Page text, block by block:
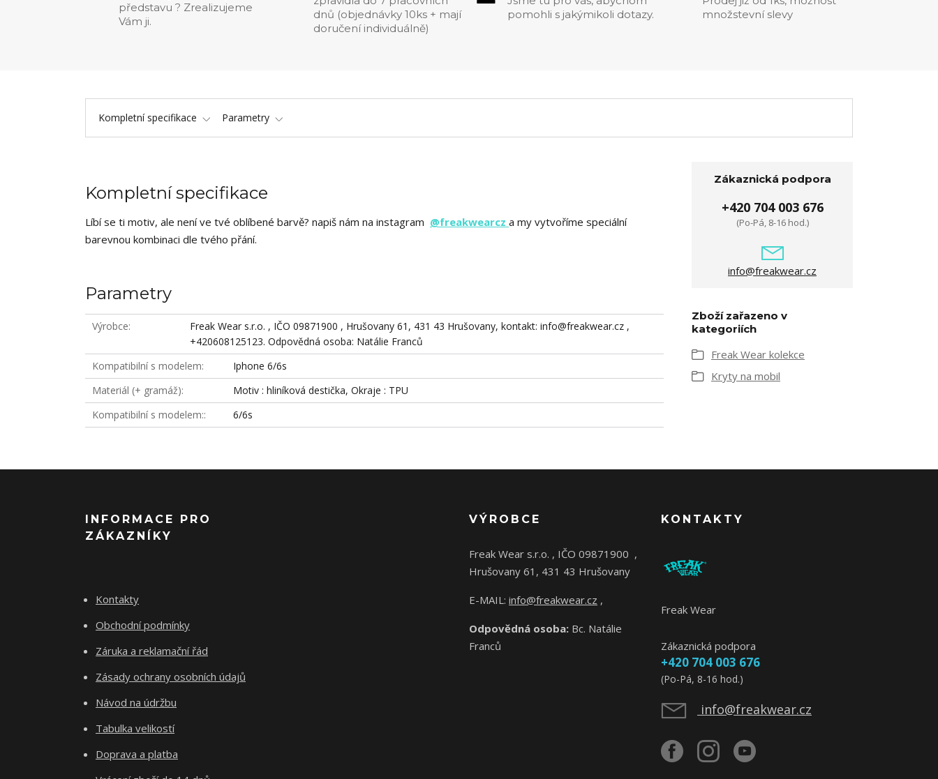
představu ? Zrealizujeme
Vám ji.
dnů (objednávky 10ks + mají
doručení individuálně)
pomohli s jakýmikoli dotazy.
množstevní slevy
Kompletní specifikace Parametry
Kompletní specifikace
Líbí se ti motiv, ale není ve tvé oblíbené barvě? napiš nám na instagram @freakwearcz a my vytvoříme speciální
barevnou kombinaci dle tvého přání.
Parametry
Výrobce
Freak Wear s.r.o. , IČO 09871900 , Hrušovany 61, 431 43 Hrušovany, kontakt: info@freakwear.cz ,
+420608125123. Odpovědná osoba: Natálie Franců
Kompatibilní s modelem
Iphone 6/6s
Materiál (+ gramáž)
Motiv : hliníková destička, Okraje : TPU
Kompatibilní s modelem:
6/6s
Zákaznická podpora
+420 704 003 676
(Po-Pá, 8-16 hod.)
info@freakwear.cz
Zboží zařazeno v
kategoriích
Freak Wear kolekce
Kryty na mobil
INFORMACE PRO
ZÁKAZNÍKY
Kontakty
Obchodní podmínky
Záruka a reklamační řád
Zásady ochrany osobních údajů
Návod na údržbu
Tabulka velikostí
Doprava a platba
VÝROBCE
Freak Wear s.r.o. , IČO 09871900 ,
Hrušovany 61, 431 43 Hrušovany
E-MAIL: info@freakwear.cz ,
Odpovědná osoba: Bc. Natálie
Franců
KONTAKTY
Freak Wear
Zákaznická podpora
+420 704 003 676
(Po-Pá, 8-16 hod.)
info@freakwear.cz